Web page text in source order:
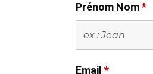
Prénom Nom*
Email *